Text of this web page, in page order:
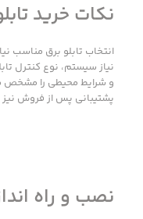
نکات خرید
انتخاب تابلو برق مناسب
و شرایط محیطی را مشخص
پشتیبانی پس از فروش
نصب و راه